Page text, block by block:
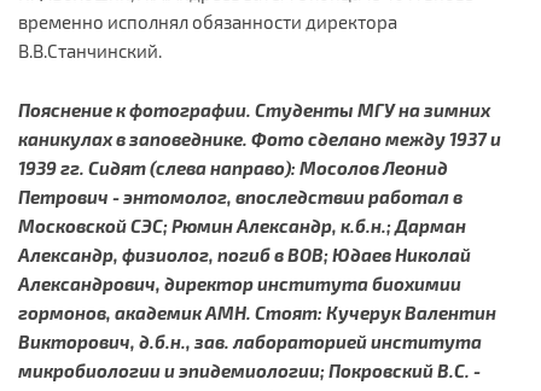
временно исполнял обязанности директора
В.В.Станчинский.
Пояснение к фотографии. Студенты МГУ на зимних
каникулах в заповеднике. Фото сделано между 1937 и
1939 гг. Сидят (слева направо): Мосолов Леонид
Петрович - энтомолог, впоследствии работал в
Московской СЭС; Рюмин Александр, к.б.н.; Дарман
Александр, физиолог, погиб в ВОВ; Юдаев Николай
Александрович, директор института биохимии
гормонов, академик АМН. Стоят: Кучерук Валентин
Викторович, д.б.н., зав. лабораторией института
микробиологии и эпидемиологии; Покровский В.С. -